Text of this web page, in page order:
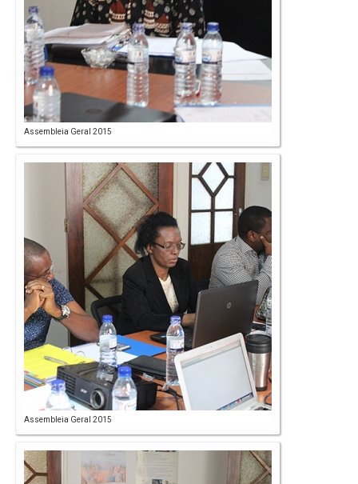
Assembleia Geral 2015
Assembleia Geral 2015